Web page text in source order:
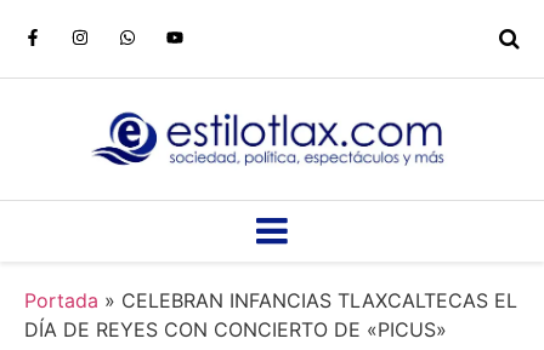
Portada » CELEBRAN INFANCIAS TLAXCALTECAS EL
DÍA DE REYES CON CONCIERTO DE «PICUS»